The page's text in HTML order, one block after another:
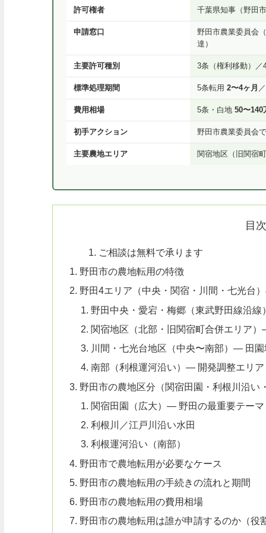
許可権者 千葉県知事（野田
申請窓口
野田市農業委員会
達）
主要許可種別 3条（権利移動）／
標準処理期間 5条転用 2〜4ヶ月
費用相場 5条・白地 50〜140
初手アクション 野田市農業委員会
主要農地エリア 関宿地区（旧関宿
目
ご相談は無料で承ります
野田市の農地転用の特徴
野田4エリア（中央・関宿・川間・七光台
野田中央・愛宕・梅郷（東武野田線沿
関宿地区（北部・旧関宿町合併エリア
川間・七光台地区（中央〜南部）— 田
南部（利根運河沿い）— 開発調整エリア
野田市の農地区分（関宿田園・利根川沿い
関宿田園（広大）— 野田の最重要テーマ
利根川／江戸川沿い水田
利根運河沿い（南部）
野田市で農地転用が必要なケース
野田市の農地転用の手続きの流れと期間
野田市の農地転用の費用相場
野田市の農地転用は誰が申請するのか（役